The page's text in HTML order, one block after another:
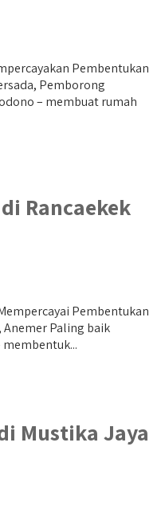
Pembentukan
Pemborong
– membuat rumah
Rancaekek
Pembentukan
Anemer Paling baik
Mustika Jaya